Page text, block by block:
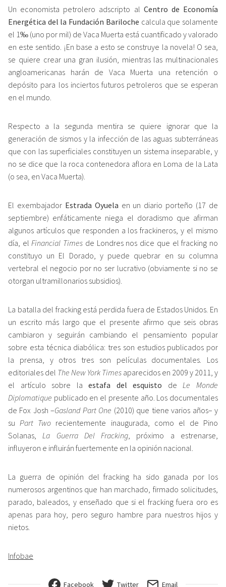
Un economista petrolero adscripto al Centro de Economía
Energética del la Fundación Bariloche calcula que solamente
el 1‰ (uno por mil) de Vaca Muerta está cuantificado y valorado
en este sentido. ¡En base a esto se construye la novela! O sea,
se quiere crear una gran ilusión, mientras las multinacionales
angloamericanas harán de Vaca Muerta una retención o
depósito para los inciertos futuros petroleros que se esperan
en el mundo.
Respecto a la segunda mentira se quiere ignorar que la
generación de sismos y la infección de las aguas subterráneas
que con las superficiales constituyen un sistema inseparable, y
no se dice que la roca contenedora aflora en Loma de la Lata
(o sea, en Vaca Muerta).
El exembajador Estrada Oyuela en un diario porteño (17 de
septiembre) enfáticamente niega el doradismo que afirman
algunos artículos que responden a los frackineros, y el mismo
día, el Financial Times de Londres nos dice que el fracking no
constituyo un El Dorado, y puede quebrar en su columna
vertebral el negocio por no ser lucrativo (obviamente si no se
otorgan ultramillonarios subsidios).
La batalla del fracking está perdida fuera de Estados Unidos. En
un escrito más largo que el presente afirmo que seis obras
cambiaron y seguirán cambiando el pensamiento popular
sobre esta técnica diabólica: tres son estudios publicados por
la prensa, y otros tres son películas documentales. Los
editoriales del The New York Times aparecidos en 2009 y 2011, y
el artículo sobre laestafa del esquisto de Le Monde
Diplomatique publicado en el presente año. Los documentales
de Fox Josh –Gasland Part One (2010) que tiene varios años– y
su Part Two recientemente inaugurada, como el de Pino
Solanas, La Guerra Del Fracking , próximo a estrenarse,
influyeron e influirán fuertemente en la opinión nacional.
La guerra de opinión del fracking ha sido ganada por los
numerosos argentinos que han marchado, firmado solicitudes,
parado, baleados, y enseñado que si el fracking fuera oro es
apenas para hoy, pero seguro hambre para nuestros hijos y
nietos.
Infobae
Facebook Twitter Email